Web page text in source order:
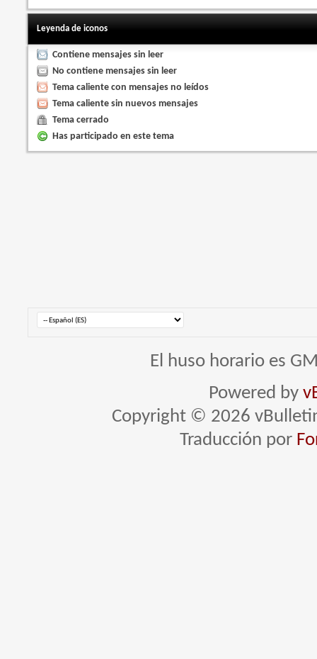
Leyenda de iconos
Contiene mensajes sin leer
No contiene mensajes sin leer
Tema caliente con mensajes no leídos
Tema caliente sin nuevos mensajes
Tema cerrado
Has participado en este tema
El huso horario es
Powered by
Copyright © 2026
Traducción por